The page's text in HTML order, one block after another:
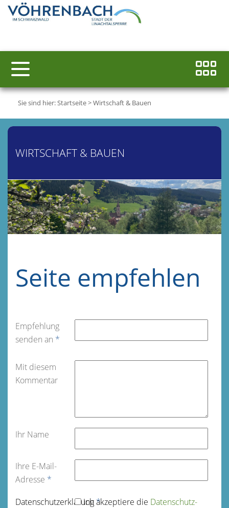
Sie sind hier:Startseite>Wirtschaft & Bauen
WIRTSCHAFT & BAUEN
Seite empfehlen
Empfehlung
senden an *
Mit diesem
Kommentar
Ihr Name
Ihre E-Mail-
Adresse *
Datenschutz­erklärung*
Ich akzeptiere die Datenschutz­